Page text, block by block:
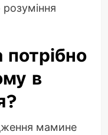
розуміння
в
мамине